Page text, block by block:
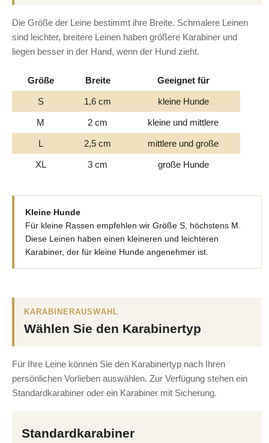
Die Größe der Leine bestimmt ihre Breite. Schmalere Leinen
sind leichter, breitere Leinen haben größere Karabiner und
liegen besser in der Hand, wenn der Hund zieht.
Größe Breite Geeignet für
S 1,6 cm kleine Hunde
M 2 cm kleine und mittlere
L 2,5 cm mittlere und große
XL 3 cm große Hunde
Kleine Hunde
Für kleine Rassen empfehlen wir Größe S, höchstens M.
Diese Leinen haben einen kleineren und leichteren
Karabiner, der für kleine Hunde angenehmer ist.
KARABINERAUSWAHL
Wählen Sie den Karabinertyp
Für Ihre Leine können Sie den Karabinertyp nach Ihren
persönlichen Vorlieben auswählen. Zur Verfügung stehen ein
Standardkarabiner oder ein Karabiner mit Sicherung.
Standardkarabiner